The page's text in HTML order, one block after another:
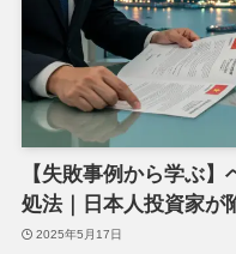
【失敗事例から学ぶ
処法｜日本人投資家が
2025年5月17日